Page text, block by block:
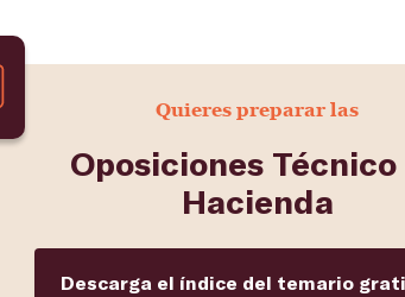
Quieres preparar las
Oposiciones Técnico
Hacienda
Descarga el índice del temario